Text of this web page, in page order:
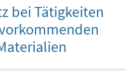
bei Tätigkeiten